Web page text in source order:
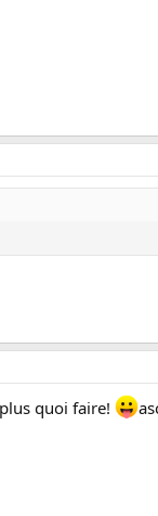
quoi faire!